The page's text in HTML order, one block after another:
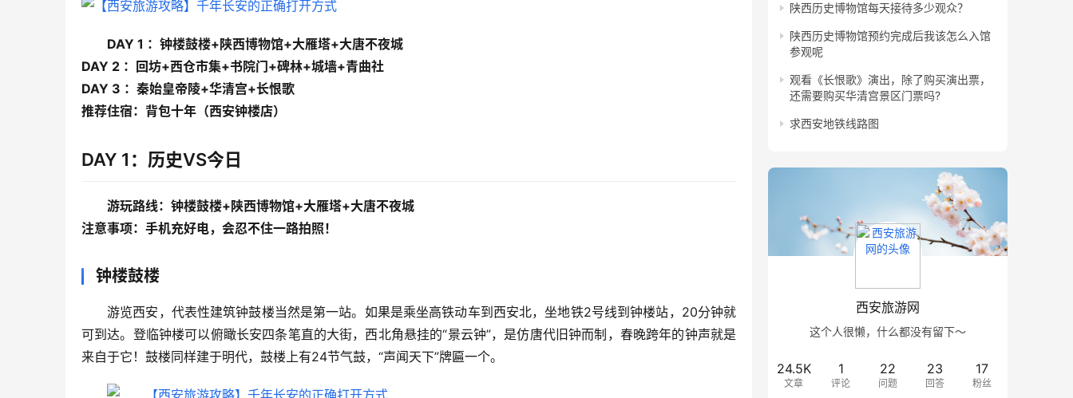
DAY 1 ：钟楼鼓楼+陕西博物馆+大雁塔+大唐不夜城
DAY 2 ：回坊+西仓市集+书院门+碑林+城墙+青曲社
DAY 3 ：秦始皇帝陵+华清宫+长恨歌
推荐住宿：背包十年（西安钟楼店）
DAY 1：历史VS今日
游玩路线：钟楼鼓楼+陕西博物馆+大雁塔+大唐不夜城
注意事项：手机充好电，会忍不住一路拍照！
钟楼鼓楼
游览西安，代表性建筑钟鼓楼当然是第一站。如果是乘坐高铁动车到西安北，坐地铁2号线到钟楼站，20分钟就
可到达。登临钟楼可以俯瞰长安四条笔直的大街，西北角悬挂的“景云钟”，是仿唐代旧钟而制，春晚跨年的钟声就是
来自于它！鼓楼同样建于明代，鼓楼上有24节气鼓，“声闻天下”牌匾一个。
陕西历史博物馆每天接待多少观众？
陕西历史博物馆预约完成后我该怎么入馆
参观呢
观看《长恨歌》演出，除了购买演出票，
还需要购买华清宫景区门票吗?
求西安地铁线路图
西安旅游网
这个人很懒，什么都没有留下～
24.5K
文章
1
评论
22
问题
23
回答
17
粉丝